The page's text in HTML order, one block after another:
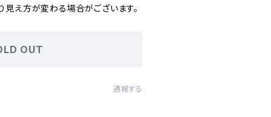
見え方が変わる場合がございます。
OUT
通報する